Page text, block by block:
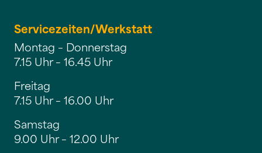
Servicezeiten/Werkstatt
Montag – Donnerstag
7.15 Uhr – 16.45 Uhr
Freitag
7.15 Uhr – 16.00 Uhr
Samstag
9.00 Uhr – 12.00 Uhr